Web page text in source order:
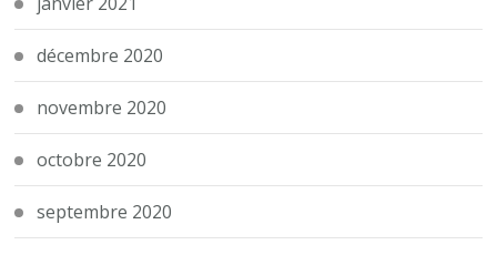
décembre 2020
novembre 2020
octobre 2020
septembre 2020